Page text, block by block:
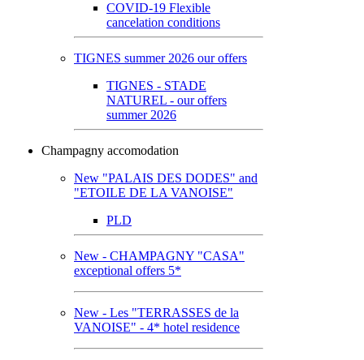
COVID-19 Flexible
cancelation conditions
TIGNES summer 2026 our offers
TIGNES - STADE
NATUREL - our offers
summer 2026
Champagny accomodation
New "PALAIS DES DODES" and
"ETOILE DE LA VANOISE"
PLD
New - CHAMPAGNY "CASA"
exceptional offers 5*
New - Les "TERRASSES de la
VANOISE" - 4* hotel residence